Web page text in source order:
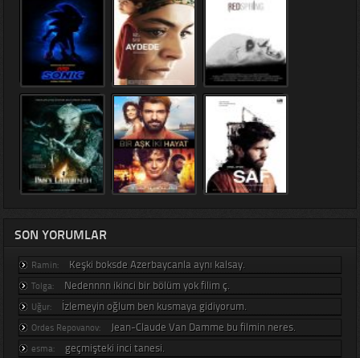
SON YORUMLAR
Ramin: Keşki boksde Azerbaycanla aynı kalsay.
Tolga: Nedennnn ikinci bir bölüm yok filim ç.
Uğur: İzlemeyin oğlum ben kusmaya gidiyorum.
Ordes Repovanov: Jean-Claude Van Damme bu filmin neres.
esma: geçmişteki inci tanesi.